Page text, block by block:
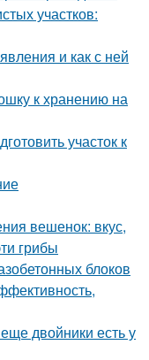
участков:
и как с ней
к хранению на
участок к
вешенок: вкус,
грибы
блоков
двойники есть у